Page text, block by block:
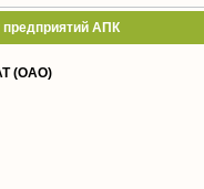
предприятий АПК
(ОАО)